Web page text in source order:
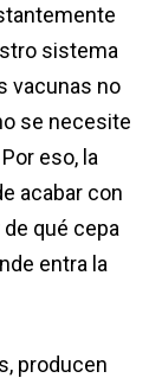
sistema
vacunas no
se necesite
eso, la
acabar con
qué cepa
entra la
producen